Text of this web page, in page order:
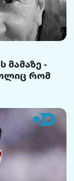
მამაზე -
რომ